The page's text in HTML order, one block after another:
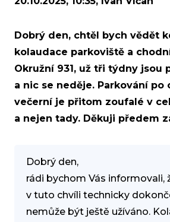
Dobrý den, chtěl bych vědět
kolaudace parkoviště a
Okružní 931, už tři týdny jsou
a nic se neděje. Parkování po
večerní je přitom zoufalé v
a nejen tady. Děkuji předem
Dobrý den,
rádi bychom Vás informovali,
v tuto chvíli technicky
nemůže být ještě užíváno.